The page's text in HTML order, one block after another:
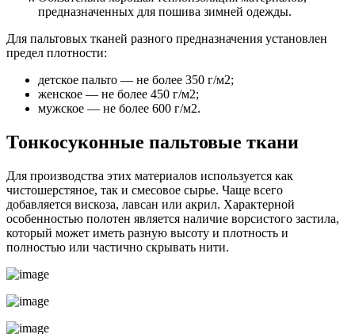
предназначенных для пошива зимней одежды.
Для пальтовых тканей разного предназначения установлен
предел плотности:
детское пальто — не более 350 г/м2;
женское — не более 450 г/м2;
мужское — не более 600 г/м2.
Тонкосуконные пальтовые ткани
Для производства этих материалов используется как
чистошерстяное, так и смесовое сырье. Чаще всего
добавляется вискоза, лавсан или акрил. Характерной
особенностью полотен является наличие ворсистого застила,
который может иметь разную высоту и плотность и
полностью или частично скрывать нити.